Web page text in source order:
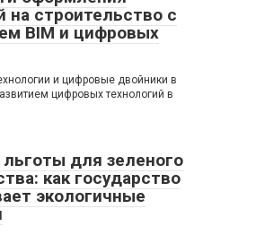
на строительство с
BIM и цифровых
и цифровые двойники в
цифровых технологий в
для зеленого
как государство
экологичные